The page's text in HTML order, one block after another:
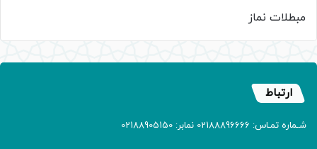
مبطلات نماز
ارتباط
شـماره تمـاس: 02188896666 نمابر: 02188905150